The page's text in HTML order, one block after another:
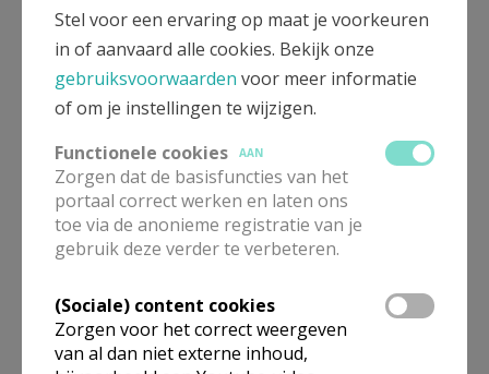
Stel voor een ervaring op maat je voorkeuren
in of aanvaard alle cookies. Bekijk onze
gebruiksvoorwaarden voor meer informatie
of om je instellingen te wijzigen.
Functionele cookies
AAN
Zorgen dat de basisfuncties van het
portaal correct werken en laten ons
toe via de anonieme registratie van je
gebruik deze verder te verbeteren.
(Sociale) content cookies
Zorgen voor het correct weergeven
van al dan niet externe inhoud,